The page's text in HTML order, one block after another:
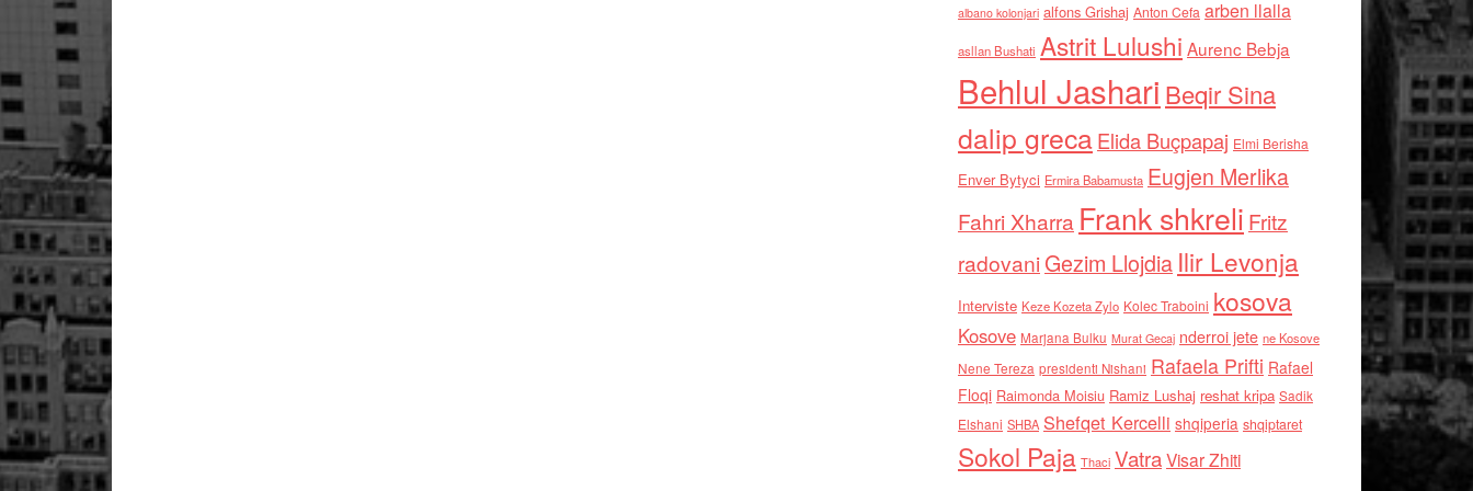
albano kolonjari alfons Grishaj Anton Cefa arben llalla
asllan Bushati Astrit Lulushi Aurenc Bebja
Behlul Jashari Beqir Sina
dalip grecaElida Buçpapaj Elmi Berisha
Enver Bytyci Ermira Babamusta Eugjen Merlika
Fahri Xharra Frank shkreli Fritz
radovaniGezim Llojdia Ilir Levonja
Interviste Keze Kozeta Zylo Kolec Traboini kosova
Kosove Marjana Bulku Murat Gecaj nderroi jete ne Kosove
Nene Tereza presidenti Nishani Rafaela Prifti Rafael
Floqi Raimonda Moisiu Ramiz Lushaj reshat kripa Sadik
Elshani SHBA Shefqet Kercelli shqiperia shqiptaret
Sokol Paja Thaci VatraVisar Zhiti